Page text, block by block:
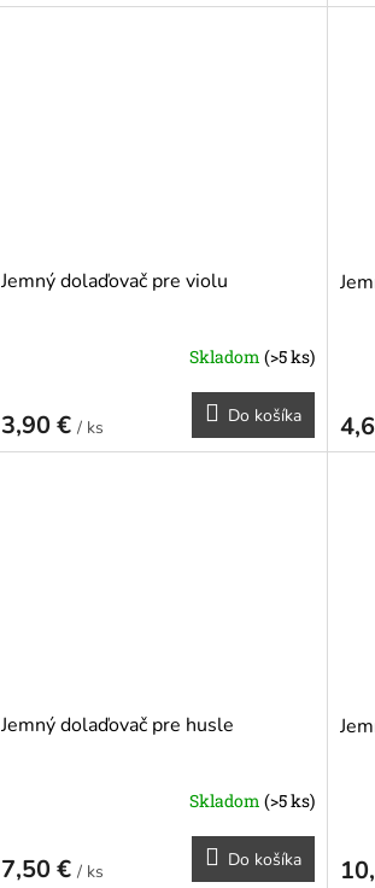
Jemný dolaďovač pre violu
Skladom (>5 ks)
3,90 € / ks
Do košíka
Jemný dolaďovač pre husle
Skladom (>5 ks)
7,50 € / ks
Do košíka